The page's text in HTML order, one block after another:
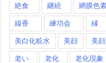
絶食 継続 網膜色
線香 練功会 縁
美白化粧水 美顔 美
老い 老化 老化現象